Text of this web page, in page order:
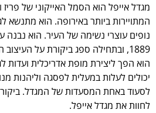
מגדל אייפל הוא הסמל האייקוני של
נופים עוצרי נשימה של העיר. הוא
1889, ובתחילה ספג ביקורת על
הוא הפך ליצירת מופת אדריכלית ועדות
יכולים לעלות במעלית לפסגה וליהנות
לסעוד באחת המסעדות של המגדל. ביקור
לחוות את מגדל אייפל.